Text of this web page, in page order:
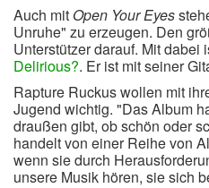
Auch mit Open Your Eyes
Unruhe" zu erzeugen. Den
Unterstützer darauf. Mit dabei
Delirious?. Er ist mit seiner
Rapture Ruckus wollen mit
Jugend wichtig. "Das Album
draußen gibt, ob schön oder
handelt von einer Reihe von
wenn sie durch
unsere Musik hören, sie sich